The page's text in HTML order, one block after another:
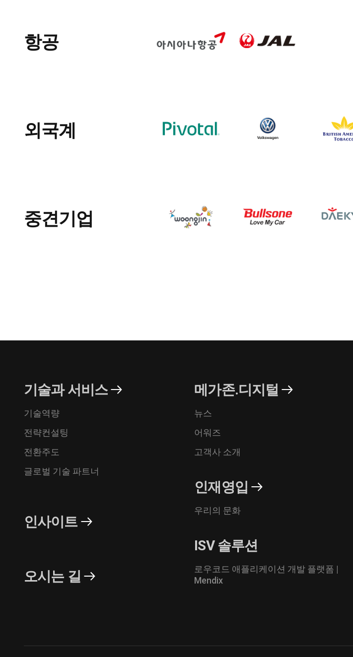
항공
외국계
중견기업
기술과 서비스
기술역량
전략컨설팅
전환주도
글로벌 기술 파트너
인사이트
오시는 길
메가존.디지털
뉴스
어워즈
고객사 소개
인재영입
우리의 문화
ISV 솔루션
로우코드 애플리케이션 개발 플랫폼 |
Mendix